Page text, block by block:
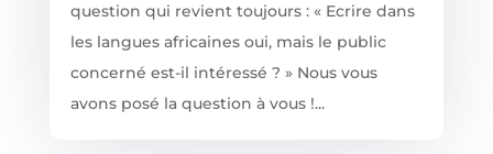
question qui revient toujours : « Ecrire dans
les langues africaines oui, mais le public
concerné est-il intéressé ? » Nous vous
avons posé la question à vous !...